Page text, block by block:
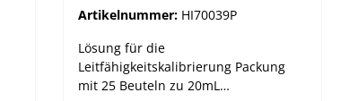
Artikelnummer: HI70039P
Lösung für die
Leitfähigkeitskalibrierung Packung
mit 25 Beuteln zu 20mL